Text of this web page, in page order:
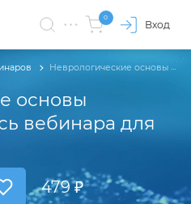
0
Вход
основы
вебинара для
Неврологические основы логопедии. Запись вебинара для логопедов
479 ₽